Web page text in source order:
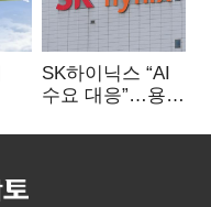
SK하이닉스 “AI
수요 대응”…용인
투자